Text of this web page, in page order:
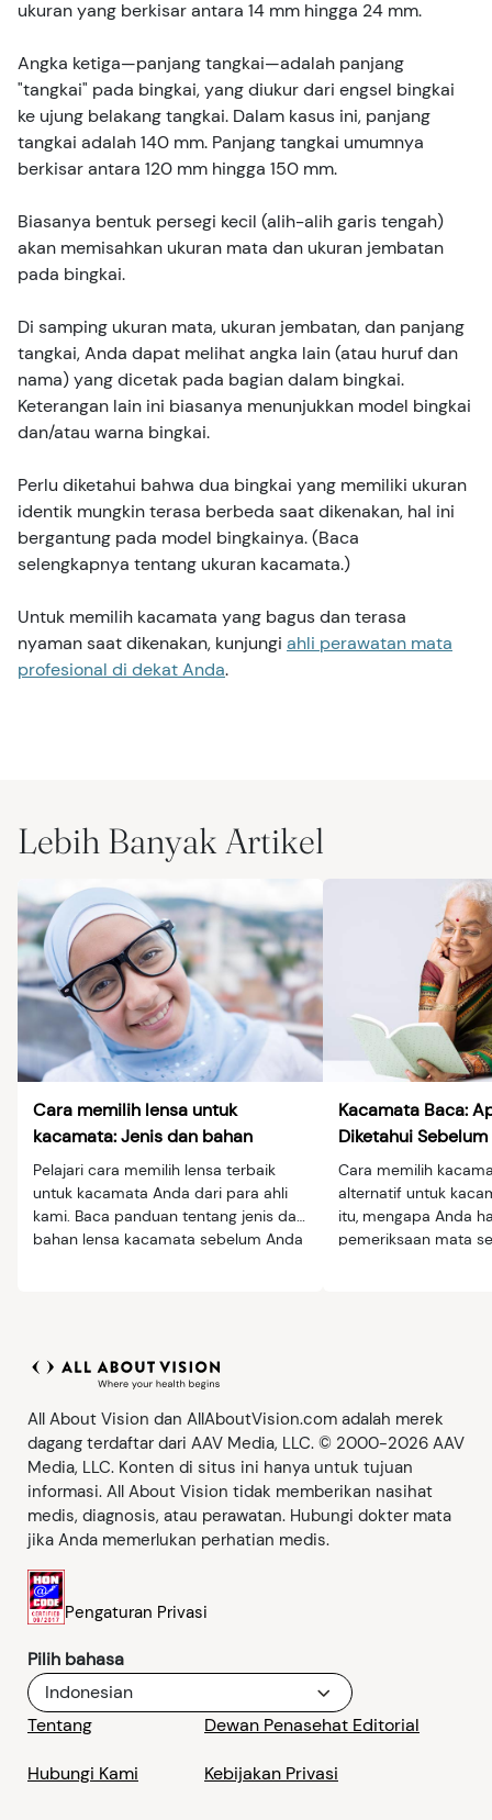
ukuran yang berkisar antara 14 mm hingga 24 mm.
Angka ketiga—panjang tangkai—adalah panjang
"tangkai" pada bingkai, yang diukur dari engsel bingkai
ke ujung belakang tangkai. Dalam kasus ini, panjang
tangkai adalah 140 mm. Panjang tangkai umumnya
berkisar antara 120 mm hingga 150 mm.
Biasanya bentuk persegi kecil (alih-alih garis tengah)
akan memisahkan ukuran mata dan ukuran jembatan
pada bingkai.
Di samping ukuran mata, ukuran jembatan, dan panjang
tangkai, Anda dapat melihat angka lain (atau huruf dan
nama) yang dicetak pada bagian dalam bingkai.
Keterangan lain ini biasanya menunjukkan model bingkai
dan/atau warna bingkai.
Perlu diketahui bahwa dua bingkai yang memiliki ukuran
identik mungkin terasa berbeda saat dikenakan, hal ini
bergantung pada model bingkainya. (Baca
selengkapnya tentang ukuran kacamata.)
Untuk memilih kacamata yang bagus dan terasa
nyaman saat dikenakan, kunjungi ahli perawatan mata
profesional di dekat Anda.
Lebih Banyak Artikel
Cara memilih lensa untuk
kacamata: Jenis dan bahan
Pelajari cara memilih lensa terbaik
untuk kacamata Anda dari para ahli
kami. Baca panduan tentang jenis dan
bahan lensa kacamata sebelum Anda
Kacamata Baca:
Diketahui
Cara memilih
alternatif untuk
itu, mengapa Anda
pemeriksaan mata
All About Vision dan AllAboutVision.com adalah merek
dagang terdaftar dari AAV Media, LLC. © 2000-2026 AAV
Media, LLC. Konten di situs ini hanya untuk tujuan
informasi. All About Vision tidak memberikan nasihat
medis, diagnosis, atau perawatan. Hubungi dokter mata
jika Anda memerlukan perhatian medis.
Pengaturan Privasi
Pilih bahasa
Indonesian
Tentang
Dewan Penasehat Editorial
Hubungi Kami Kebijakan Privasi